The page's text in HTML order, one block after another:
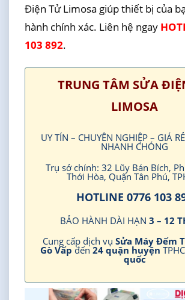
Điện Tử Limosa giúp thiết bị của
hành chính xác. Liên hệ ngay
103 892.
TRUNG TÂM SỬA
LIMOSA
UY TÍN – CHUYÊN NGHIỆP – GIÁ
NHANH CHÓNG
Trụ sở chính: 32 Lũy Bán Bích,
Thới Hòa, Quận Tân Phú,
HOTLINE 0776 103
BẢO HÀNH DÀI HẠN 3 – 12
Cung cấp dịch vụ Sửa Máy Đếm
Gò Vấp đến 24 quận huyện
quốc